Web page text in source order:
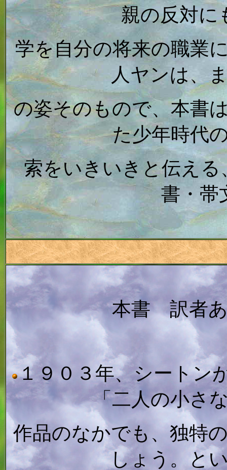
親の反対に
学を自分の将来の職業
人ヤンは、
の姿そのもので、本書
た少年時代
索をいきいきと伝え
書・帯
本書 訳者
１９０３年、シートン
「二人の小さ
作品のなかでも、独特
しょう。と